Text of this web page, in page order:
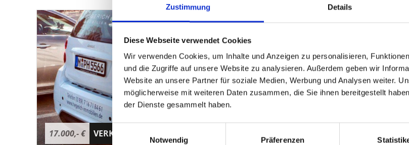
Zustimmung Details
Diese Webseite verwendet Cookies
Wir verwenden Cookies, um Inhalte und Anzeigen zu personalisieren,
und die Zugriffe auf unsere Website zu analysieren. Außerdem geben wir
Website an unsere Partner für soziale Medien, Werbung und Analysen weiter.
möglicherweise mit weiteren Daten zusammen, die Sie ihnen bereitgestellt
der Dienste gesammelt haben.
Notwendig
Präferenzen
17.000,- € VERKAUFT